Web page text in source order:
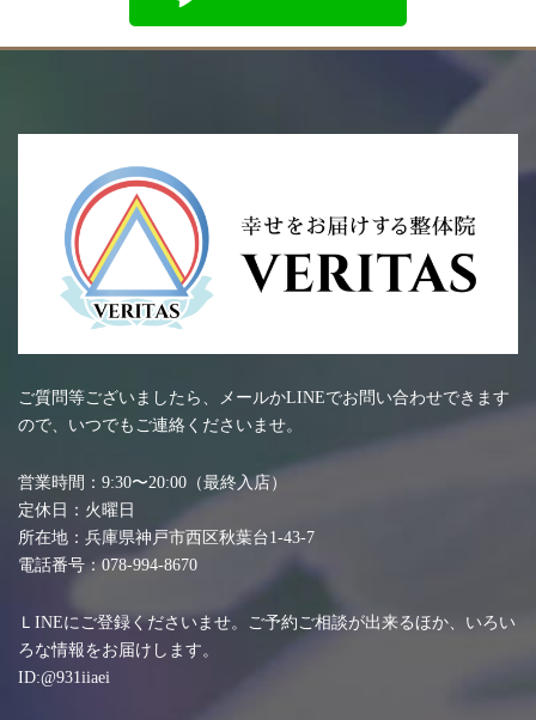
ご質問等ございましたら、メールかLINEでお問い合わせできます
ので、いつでもご連絡くださいませ。
営業時間：9:30〜20:00（最終入店）
定休日：火曜日
所在地：兵庫県神戸市西区秋葉台1-43-7
電話番号：078-994-8670
ＬINEにご登録くださいませ。ご予約ご相談が出来るほか、いろい
ろな情報をお届けします。
ID:@931iiaei